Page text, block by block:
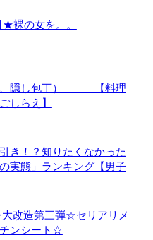
裸の女を。。
、隠し包丁） 【料理
しらえ】
き！？知りたくなかった
実態」ランキング【男子
大改造第三弾☆セリアリメ
ンシート☆